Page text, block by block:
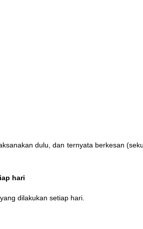
dulu, dan ternyata berkesan
hari
dilakukan setiap hari.